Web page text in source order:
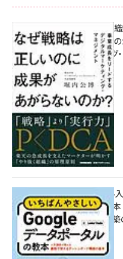
成果を生む組
があがらない
マーケティング
10:00
無料BIツール
ポータルの教
シュボード構
7月31日 10:00